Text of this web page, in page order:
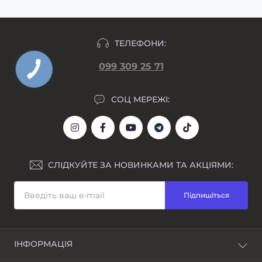
ТЕЛЕФОНИ:
099 309 25 71
СОЦ МЕРЕЖІ:
СЛІДКУЙТЕ ЗА НОВИНКАМИ ТА АКЦІЯМИ:
Підпишіться
ІНФОРМАЦІЯ